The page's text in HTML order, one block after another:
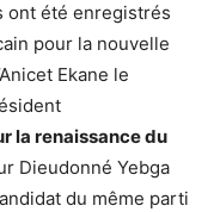
ont été enregistrés
pour la nouvelle
Ekane le
la renaissance du
Dieudonné Yebga
du même parti